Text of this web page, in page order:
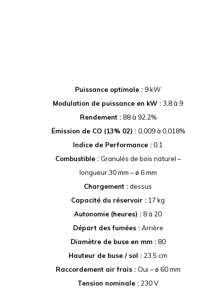
Puissance optimale : 9 kW
Modulation de puissance en kW : 3,8 à 9
Rendement : 88 à 92,2%
Émission de CO (13% 02) : 0,009 à 0,018%
Indice de Performance : 0,1
Combustible : Granulés de bois naturel –
longueur 30 mm – ø 6 mm
Chargement : dessus
Capacité du réservoir : 17 kg
Autonomie (heures) : 8 à 20
Départ des fumées : Arrière
Diamètre de buse en mm : 80
Hauteur de buse / sol : 23,5 cm
Raccordement air frais : Oui – ø 60 mm
Tension nominale : 230 V